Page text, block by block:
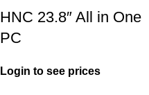
HNC 23.8″ All in One
PC
Login to see prices